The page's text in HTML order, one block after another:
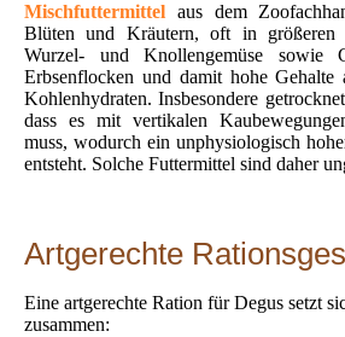
Mischfuttermittel aus dem
Blüten und Kräutern, oft in größeren
Wurzel- und Knollengemüse sowie
Erbsenflocken und damit hohe Gehalte
Kohlenhydraten. Insbesondere
dass es mit vertikalen
muss, wodurch ein unphysiologisch
entsteht. Solche Futtermittel sind daher
Artgerechte
Eine artgerechte Ration für Degus setzt
zusammen: